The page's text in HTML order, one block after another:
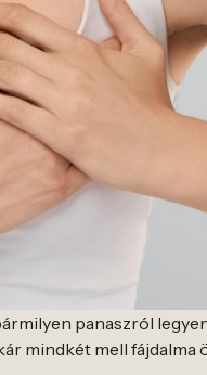
panaszról
mindkét mell fájdalma